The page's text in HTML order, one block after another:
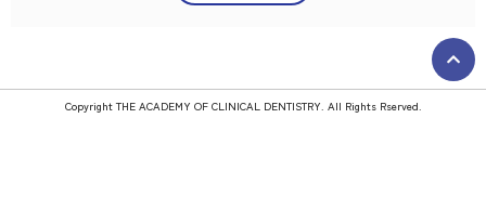
Copyright THE ACADEMY OF CLINICAL DENTISTRY. All Rights Rserved.